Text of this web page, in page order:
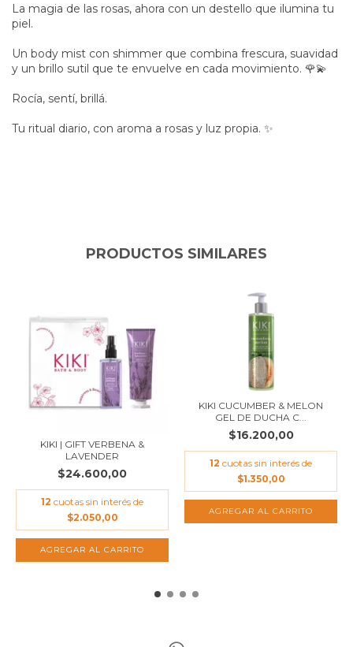
La magia de las rosas, ahora con un destello que ilumina tu
piel.
Un body mist con shimmer que combina frescura, suavidad
y un brillo sutil que te envuelve en cada movimiento. 🌹💫
Rocía, sentí, brillá.
Tu ritual diario, con aroma a rosas y luz propia. ✨
PRODUCTOS SIMILARES
KIKI | GIFT VERBENA &
LAVENDER
$24.600,00
12 cuotas sin interés de
$2.050,00
KIKI CUCUMBER & MELON
GEL DE DUCHA C...
$16.200,00
12 cuotas sin interés de
$1.350,00